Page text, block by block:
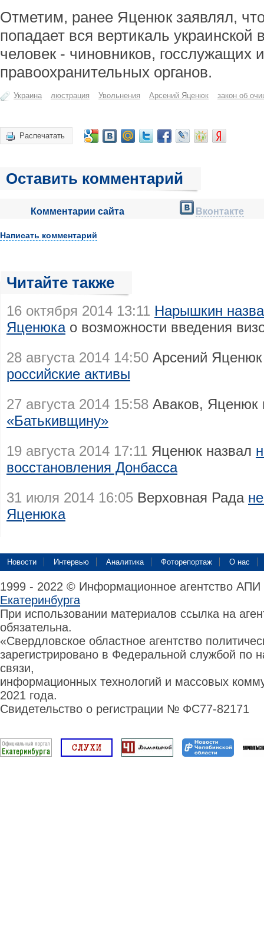
Отметим, ранее Яценюк заявлял,
попадает вся вертикаль
человек - чиновников, госслужащих
правоохранительных органов.
Украина люстрация Увольнения Арсений Яценюк закон об
Распечатать
Оставить комментарий
Комментарии сайта Вконтакте
Написать комментарий
Читайте также
16 октября 2014 13:11 Нарышкин
Яценюкао возможности введения
28 августа 2014 14:50 Арсений
российские активы
27 августа 2014 15:58 Аваков, Яценюк
«Батькивщину»
19 августа 2014 17:11 Яценюк назвал
восстановления Донбасса
31 июля 2014 16:05 Верховная Рада
Яценюка
Новости Интервью Аналитика Фоторепортаж О нас
1999 - 2022 © Информационное агентство
Екатеринбурга
При использовании материалов ссылка на
обязательна.
«Свердловское областное агентство
зарегистрировано в Федеральной службой по
связи,
информационных технологий и массовых
2021 года.
Свидетельство о регистрации № ФС77-82171